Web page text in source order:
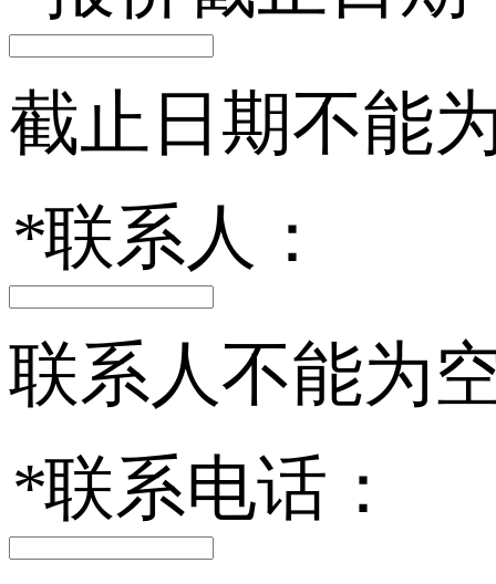
截止日期不能
*联系人：
联系人不能为
*联系电话：